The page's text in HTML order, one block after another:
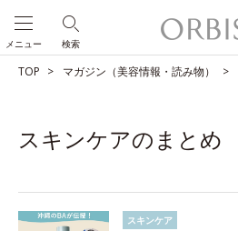
検索
メニュー
TOP マガジン（美容情報・読み物）
スキンケアのまとめ
スキンケア